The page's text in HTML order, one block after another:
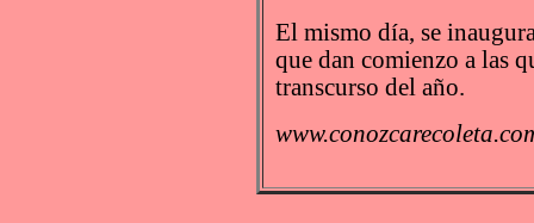
El mismo día, se
que dan comienzo a las
transcurso del año.